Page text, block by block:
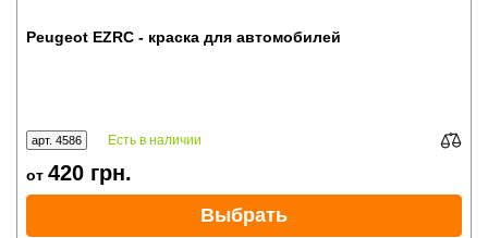
Peugeot EZRC - краска для автомобилей
арт. 4586 Есть в наличии
от 420 грн.
Выбрать